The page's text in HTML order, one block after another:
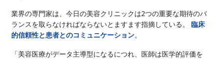
業界の専門家は、今日の美容クリニックは2つの重要な期待のバ
ランスを取らなければならないとますます指摘している。 臨床
的信頼性と患者とのコミュニケーション。
「美容医療がデータ主導型になるにつれ、医師は医学的評価を